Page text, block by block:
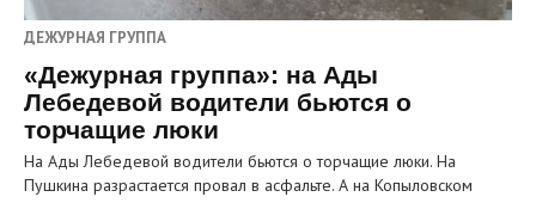
ДЕЖУРНАЯ ГРУППА
«Дежурная группа»: на Ады
Лебедевой водители бьются о
торчащие люки
На Ады Лебедевой водители бьются о торчащие люки. На
Пушкина разрастается провал в асфальте. А на Копыловском